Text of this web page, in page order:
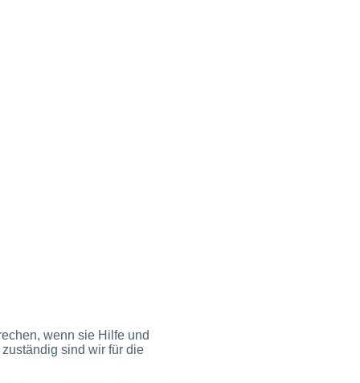
wenn sie Hilfe und
sind wir für die